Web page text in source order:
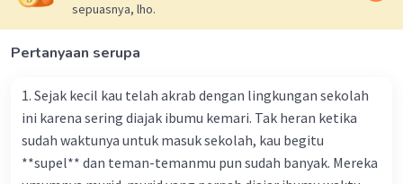
Pembahasan :
g(x) = x²
gof = g(f(x)
= (2 + x)2
= 4 + 4x + x2
(hogof)(x) = h(gof)
sepuasnya, lho.
Pertanyaan serupa
1. Sejak kecil kau telah akrab dengan lingkungan sekolah
ini karena sering diajak ibumu kemari. Tak heran ketika
sudah waktunya untuk masuk sekolah, kau begitu
**supel** dan teman-temanmu pun sudah banyak. Mereka